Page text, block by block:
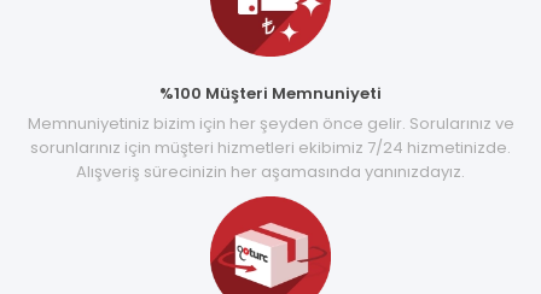
%100 Müşteri Memnuniyeti
Memnuniyetiniz bizim için her şeyden önce gelir. Sorularınız ve
sorunlarınız için müşteri hizmetleri ekibimiz 7/24 hizmetinizde.
Alışveriş sürecinizin her aşamasında yanınızdayız.